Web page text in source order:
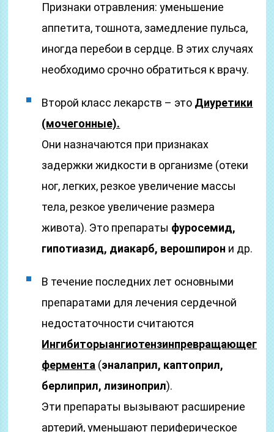
Признаки отравления: уменьшение
аппетита, тошнота, замедление пульса,
иногда перебои в сердце. В этих случаях
необходимо срочно обратиться к врачу.
Второй класс лекарств – это Диуретики
(мочегонные).
Они назначаются при признаках
задержки жидкости в организме (отеки
ног, легких, резкое увеличение массы
тела, резкое увеличение размера
живота). Это препараты фуросемид,
гипотиазид, диакарб, верошпирон и др.
В течение последних лет основными
препаратами для лечения сердечной
недостаточности считаются
Ингибиторыангиотензинпревращающего
фермента (эналаприл, каптоприл,
берлиприл, лизиноприл).
Эти препараты вызывают расширение
артерий, уменьшают периферическое